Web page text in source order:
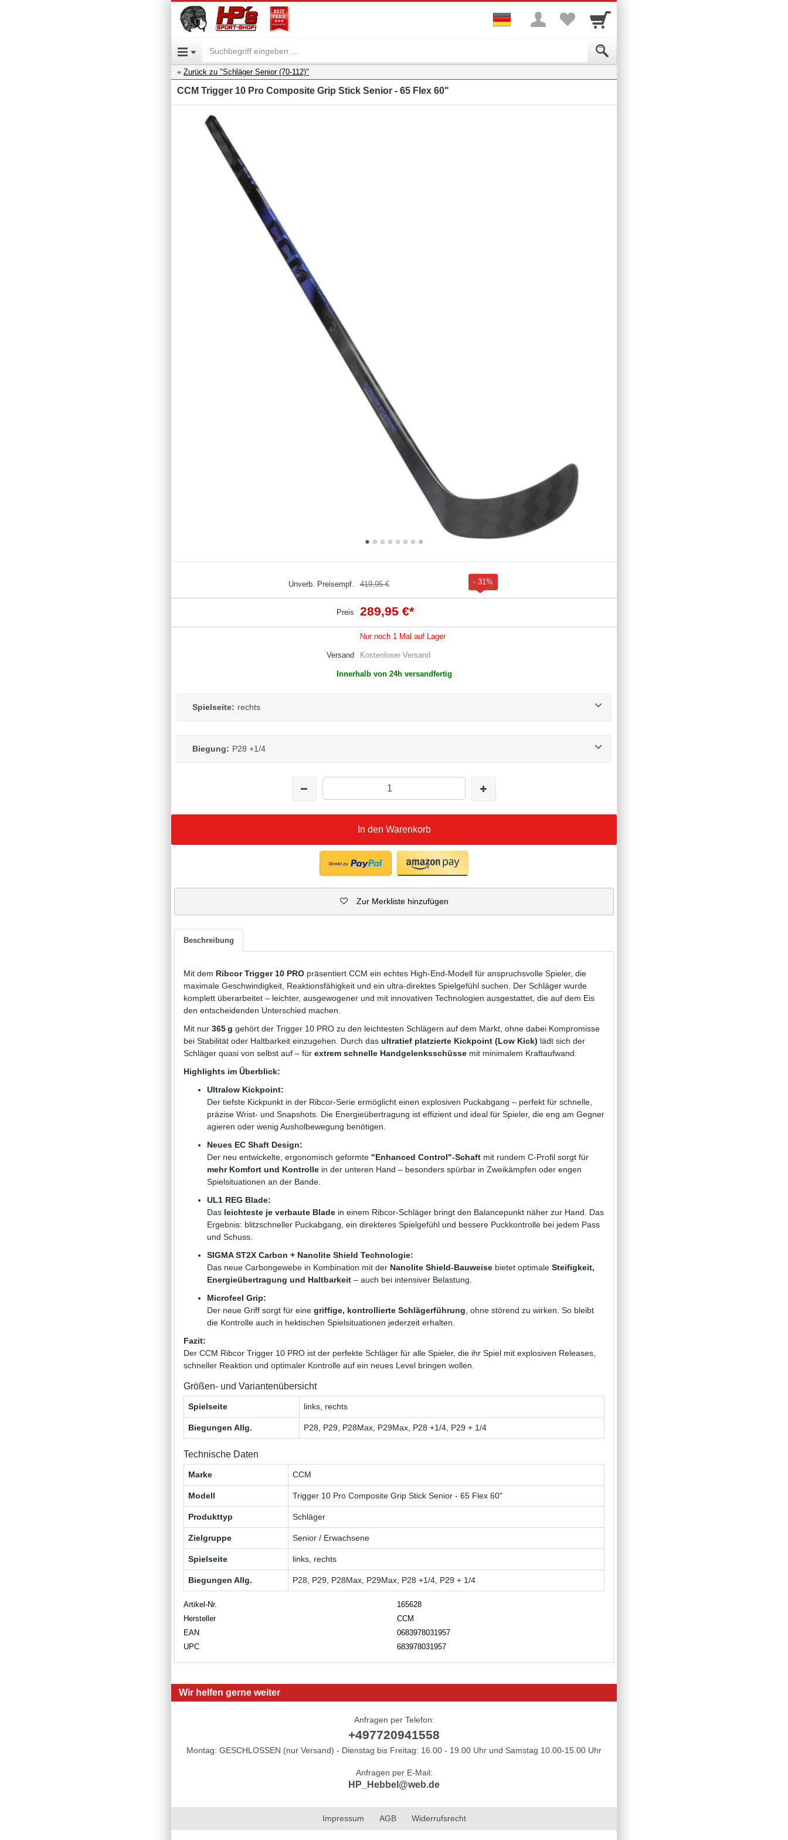
Zurück zu "Schläger Senior (70-112)"
CCM Trigger 10 Pro Composite Grip Stick Senior - 65 Flex 60"
Unverb. Preisempf. 419,95 € - 31%
Preis 289,95 €*
Nur noch 1 Mal auf Lager
Versand Kostenloser Versand
Innerhalb von 24h versandfertig
Spielseite: rechts
Biegung: P28 +1/4
In den Warenkorb
Zur Merkliste hinzufügen
Beschreibung
Mit dem Ribcor Trigger 10 PRO präsentiert CCM ein echtes High-End-Modell für anspruchsvolle Spieler, die
maximale Geschwindigkeit, Reaktionsfähigkeit und ein ultra-direktes Spielgefühl suchen. Der Schläger wurde
komplett überarbeitet – leichter, ausgewogener und mit innovativen Technologien ausgestattet, die auf dem Eis
den entscheidenden Unterschied machen.
Mit nur 365 g gehört der Trigger 10 PRO zu den leichtesten Schlägern auf dem Markt, ohne dabei Kompromisse
bei Stabilität oder Haltbarkeit einzugehen. Durch das ultratief platzierte Kickpoint (Low Kick) lädt sich der
Schläger quasi von selbst auf – für extrem schnelle Handgelenksschüsse mit minimalem Kraftaufwand.
Highlights im Überblick:
Ultralow Kickpoint:
Der tiefste Kickpunkt in der Ribcor-Serie ermöglicht einen explosiven Puckabgang – perfekt für schnelle,
präzise Wrist- und Snapshots. Die Energieübertragung ist effizient und ideal für Spieler, die eng am Gegner
agieren oder wenig Ausholbewegung benötigen.
Neues EC Shaft Design:
Der neu entwickelte, ergonomisch geformte "Enhanced Control"-Schaft mit rundem C-Profil sorgt für
mehr Komfort und Kontrolle in der unteren Hand – besonders spürbar in Zweikämpfen oder engen
Spielsituationen an der Bande.
UL1 REG Blade:
Das leichteste je verbaute Blade in einem Ribcor-Schläger bringt den Balancepunkt näher zur Hand. Das
Ergebnis: blitzschneller Puckabgang, ein direkteres Spielgefühl und bessere Puckkontrolle bei jedem Pass
und Schuss.
SIGMA ST2X Carbon + Nanolite Shield Technologie:
Das neue Carbongewebe in Kombination mit der Nanolite Shield-Bauweise bietet optimale Steifigkeit,
Energieübertragung und Haltbarkeit – auch bei intensiver Belastung.
Microfeel Grip:
Der neue Griff sorgt für eine griffige, kontrollierte Schlägerführung , ohne störend zu wirken. So bleibt
die Kontrolle auch in hektischen Spielsituationen jederzeit erhalten.
Fazit:
Der CCM Ribcor Trigger 10 PRO ist der perfekte Schläger für alle Spieler, die ihr Spiel mit explosiven Releases,
schneller Reaktion und optimaler Kontrolle auf ein neues Level bringen wollen.
Größen- und Variantenübersicht
Spielseite links, rechts
Biegungen Allg. P28, P29, P28Max, P29Max, P28 +1/4, P29 + 1/4
Technische Daten
Marke CCM
Modell Trigger 10 Pro Composite Grip Stick Senior - 65 Flex 60"
Produkttyp Schläger
Zielgruppe Senior / Erwachsene
Spielseite links, rechts
Biegungen Allg. P28, P29, P28Max, P29Max, P28 +1/4, P29 + 1/4
Artikel-Nr.
165628
Hersteller
CCM
EAN
0683978031957
UPC
683978031957
Wir helfen gerne weiter
Anfragen per Telefon:
+497720941558
Montag: GESCHLOSSEN (nur Versand) - Dienstag bis Freitag: 16.00 - 19.00 Uhr und Samstag 10.00-15.00 Uhr
Anfragen per E-Mail:
HP_Hebbel@web.de
Impressum AGB Widerrufsrecht